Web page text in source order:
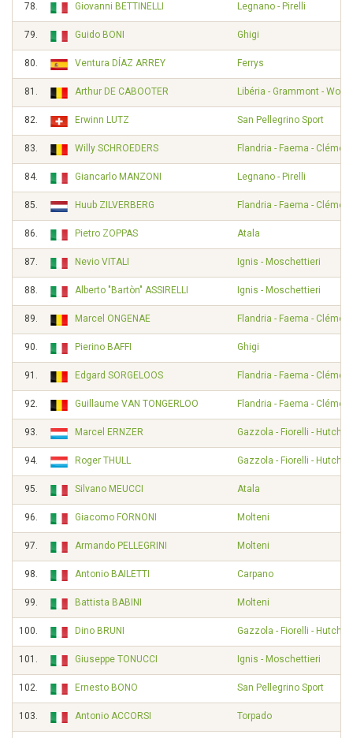
78. Giovanni BETTINELLI Legnano - Pirelli
79. Guido BONI Ghigi
80. Ventura DÍAZ ARREY Ferrys
81. Arthur DE CABOOTER Libéria - Grammont -
82. Erwinn LUTZ San Pellegrino Sport
83. Willy SCHROEDERS Flandria - Faema - Clément
84. Giancarlo MANZONI Legnano - Pirelli
85. Huub ZILVERBERG Flandria - Faema - Clément
86. Pietro ZOPPAS Atala
87. Nevio VITALI Ignis - Moschettieri
88. Alberto "Bartòn" ASSIRELLI Ignis - Moschettieri
89. Marcel ONGENAE Flandria - Faema - Clément
90. Pierino BAFFI Ghigi
91. Edgard SORGELOOS Flandria - Faema - Clément
92. Guillaume VAN TONGERLOO Flandria - Faema - Clément
93. Marcel ERNZER Gazzola - Fiorelli -
94. Roger THULL Gazzola - Fiorelli -
95. Silvano MEUCCI Atala
96. Giacomo FORNONI Molteni
97. Armando PELLEGRINI Molteni
98. Antonio BAILETTI Carpano
99. Battista BABINI Molteni
100. Dino BRUNI Gazzola - Fiorelli -
101. Giuseppe TONUCCI Ignis - Moschettieri
102. Ernesto BONO San Pellegrino Sport
103. Antonio ACCORSI Torpado